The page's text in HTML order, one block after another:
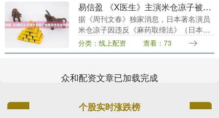
易信盈 《X医生》主演米仓凉子被爆因涉毒接受调查
据《周刊文春》独家消息，日本著名演员
米仓凉子因违反《麻药取缔法》（日本管
制毒品滥用与非法交易的法律），正在接
受厚生劳动省下属的麻药取缔部门的正式
分类：线上配资 查看：73
众和配资文章已加载完成
个股实时涨跌榜